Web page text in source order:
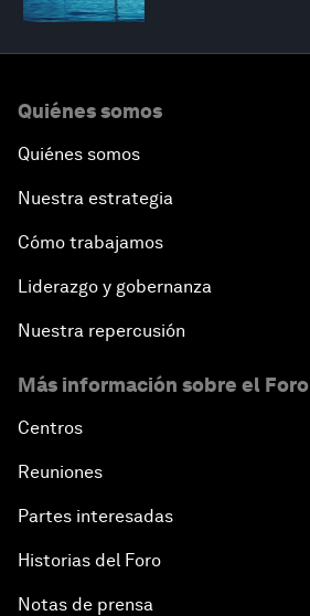
Quiénes somos
Quiénes somos
Nuestra estrategia
Cómo trabajamos
Liderazgo y gobernanza
Nuestra repercusión
Más información sobre el Foro
Centros
Reuniones
Partes interesadas
Historias del Foro
Notas de prensa